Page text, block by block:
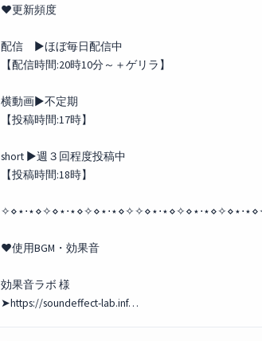
❤更新頻度
配信 ▶︎ほぼ毎日配信中
【配信時間:20時10分～＋ゲリラ】
横動画▶︎不定期
【投稿時間:17時】
short ▶︎週３回程度投稿中
【投稿時間:18時】
❤使用BGM・効果音
効果音ラボ 様
➤https://soundeffect-lab.inf…